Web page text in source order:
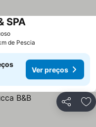
Ver preços
SPAVer preços
de Pescia
Ver preços
Partilhar